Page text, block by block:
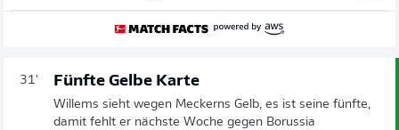
31' Fünfte Gelbe Karte
Willems sieht wegen Meckerns Gelb, es ist seine fünfte,
damit fehlt er nächste Woche gegen Borussia